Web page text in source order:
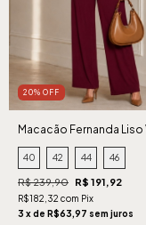
20% OFF
Macacão Fernanda Liso
40 42 44 46
R$ 239,90 R$ 191,92
R$182,32 com Pix
3 x de R$63,97 sem juros